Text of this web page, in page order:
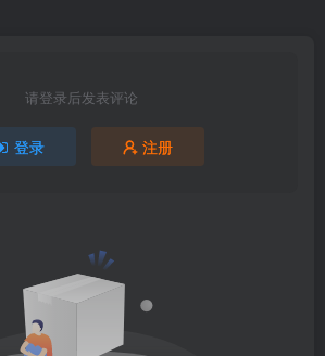
请登录后发表评论
登录 注册